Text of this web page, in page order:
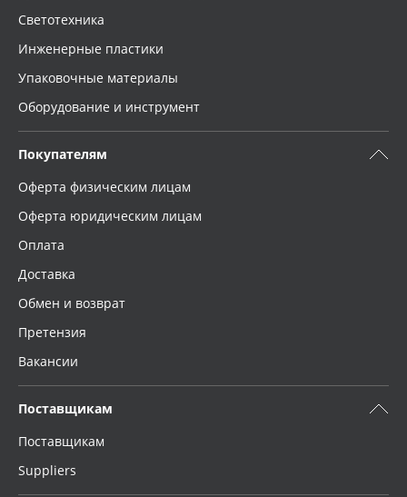
Светотехника
Инженерные пластики
Упаковочные материалы
Оборудование и инструмент
Покупателям
Оферта физическим лицам
Оферта юридическим лицам
Оплата
Доставка
Обмен и возврат
Претензия
Вакансии
Поставщикам
Поставщикам
Suppliers